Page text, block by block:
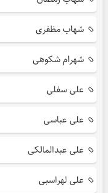
شهاب مظفری
شهرام شکوهی
علی سفلی
علی عباسی
علی عبدالمالکی
علی لهراسبی